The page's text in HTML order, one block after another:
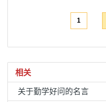
1
相关
关于勤学好问的名言